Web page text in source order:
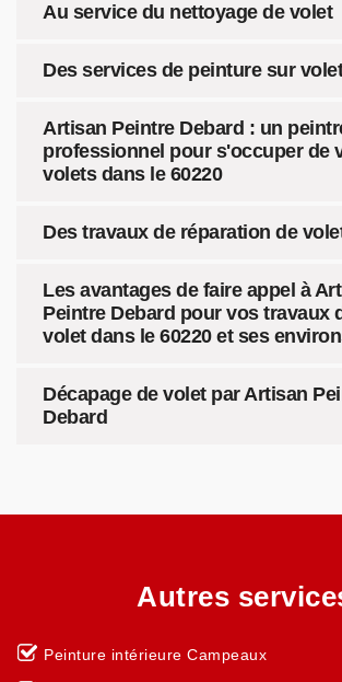
Au service du nettoyage de volet
Des services de peinture sur volet
Artisan Peintre Debard : un
professionnel pour s'occuper de
volets dans le 60220
Des travaux de réparation de
Les avantages de faire appel à
Peintre Debard pour vos travaux
volet dans le 60220 et ses
Décapage de volet par Artisan
Debard
Autres
Peinture intérieure Campeaux